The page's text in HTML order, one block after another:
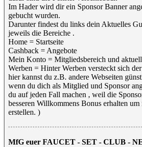
Im Hader wird dir ein Sponsor Banner
gebucht wurden.
Darunter findest du links dein Aktuelles
jeweils die Bereiche .
Home = Startseite
Cashback = Angebote
Mein Konto = Mitgliedsbereich und
Werben = Hinter Werben versteckt sich
hier kannst du z.B. andere Webseiten
wenn du dich als Mitglied und Sponsor
du auf jeden Fall machen , weil die
besseren Willkommens Bonus erhalten
erstellen. )
MfG euer FAUCET - SET - CLUB -